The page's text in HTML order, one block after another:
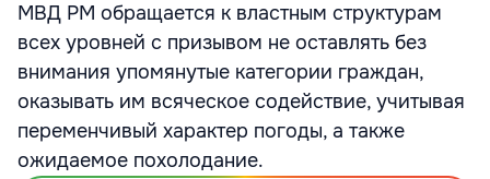
МВД РМ обращается к властным структурам
всех уровней с призывом не оставлять без
внимания упомянутые категории граждан,
оказывать им всяческое содействие, учитывая
переменчивый характер погоды, а также
ожидаемое похолодание.